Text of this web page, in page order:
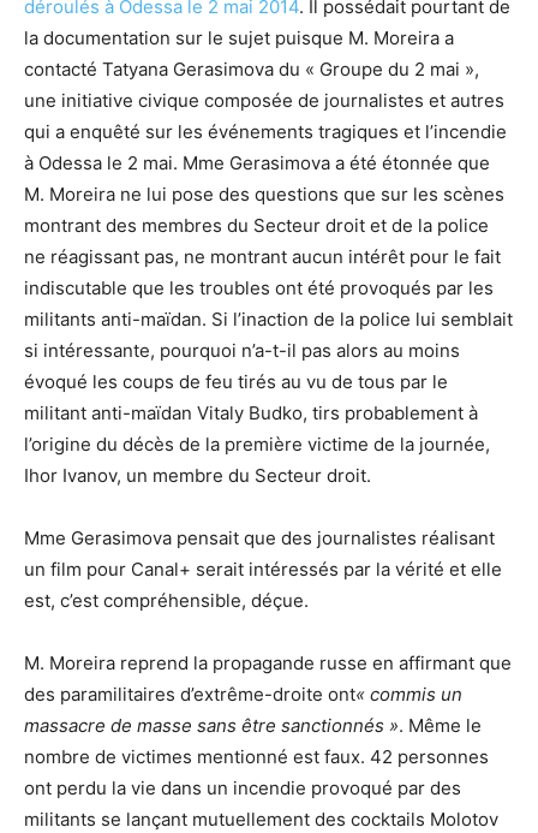
déroulés à Odessa le 2 mai 2014. Il possédait pourtant de
la documentation sur le sujet puisque M. Moreira a
contacté Tatyana Gerasimova du « Groupe du 2 mai »,
une initiative civique composée de journalistes et autres
qui a enquêté sur les événements tragiques et l’incendie
à Odessa le 2 mai. Mme Gerasimova a été étonnée que
M. Moreira ne lui pose des questions que sur les scènes
montrant des membres du Secteur droit et de la police
ne réagissant pas, ne montrant aucun intérêt pour le fait
indiscutable que les troubles ont été provoqués par les
militants anti-maïdan. Si l’inaction de la police lui semblait
si intéressante, pourquoi n’a-t-il pas alors au moins
évoqué les coups de feu tirés au vu de tous par le
militant anti-maïdan Vitaly Budko, tirs probablement à
l’origine du décès de la première victime de la journée,
Ihor Ivanov, un membre du Secteur droit.
Mme Gerasimova pensait que des journalistes réalisant
un film pour Canal+ serait intéressés par la vérité et elle
est, c’est compréhensible, déçue.
M. Moreira reprend la propagande russe en affirmant que
des paramilitaires d’extrême-droite ont« commis un
massacre de masse sans être sanctionnés ». Même le
nombre de victimes mentionné est faux. 42 personnes
ont perdu la vie dans un incendie provoqué par des
militants se lançant mutuellement des cocktails Molotov